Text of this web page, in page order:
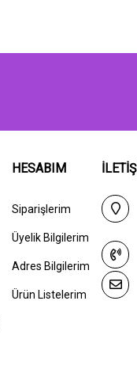
HESABIM
Siparişlerim
Üyelik Bilgilerim
Adres Bilgilerim
Ürün Listelerim